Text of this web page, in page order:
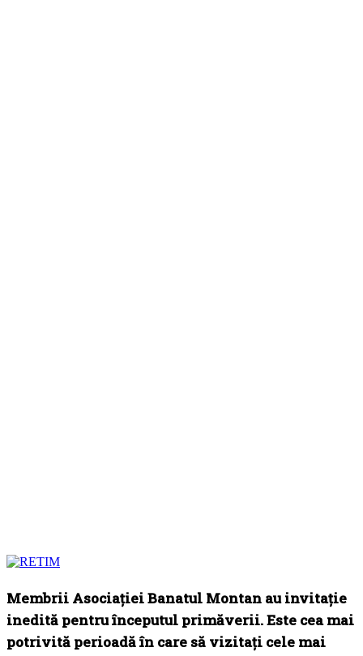
Membrii Asociației Banatul Montan au invitație
inedită pentru începutul primăverii. Este cea mai
potrivită perioadă în care să vizitați cele mai